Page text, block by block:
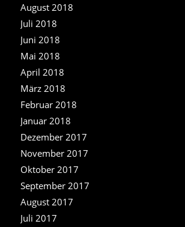
August 2018
Juli 2018
Juni 2018
Mai 2018
April 2018
März 2018
Februar 2018
Januar 2018
Dezember 2017
November 2017
Oktober 2017
September 2017
August 2017
Juli 2017